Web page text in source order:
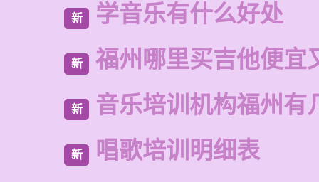
新 学音乐有什么好处
新 福州哪里买吉他便宜
新 音乐培训机构福州有
新 唱歌培训明细表